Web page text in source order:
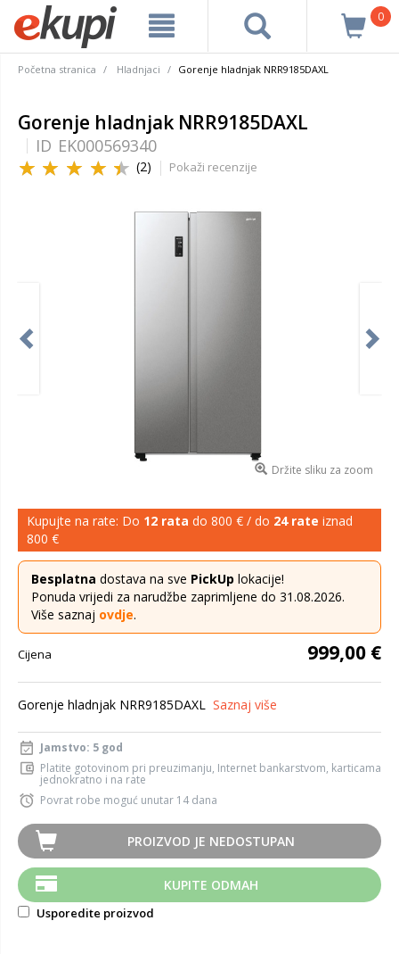
0
Početna stranica Hladnjaci Gorenje hladnjak NRR9185DAXL
Gorenje hladnjak NRR9185DAXL
ID EK000569340
(2) Pokaži recenzije
Držite sliku za zoom
Kupujte na rate: Do 12 rata do 800 € / do 24 rate iznad
800 €
Besplatna dostava na sve PickUp lokacije!
Ponuda vrijedi za narudžbe zaprimljene do 31.08.2026.
Više saznaj ovdje.
Cijena 999,00 €
Gorenje hladnjak NRR9185DAXL Saznaj više
Jamstvo: 5 god
Platite gotovinom pri preuzimanju, Internet bankarstvom, karticama
jednokratno i na rate
Povrat robe moguć unutar 14 dana
PROIZVOD JE NEDOSTUPAN
KUPITE ODMAH
Usporedite proizvod